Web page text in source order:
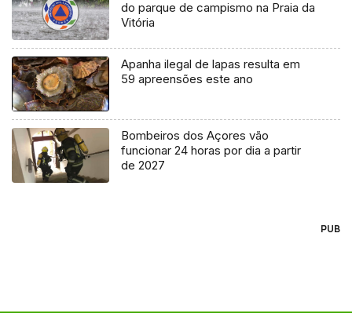
do parque de campismo na Praia da
Vitória
Apanha ilegal de lapas resulta em
59 apreensões este ano
Bombeiros dos Açores vão
funcionar 24 horas por dia a partir
de 2027
PUB